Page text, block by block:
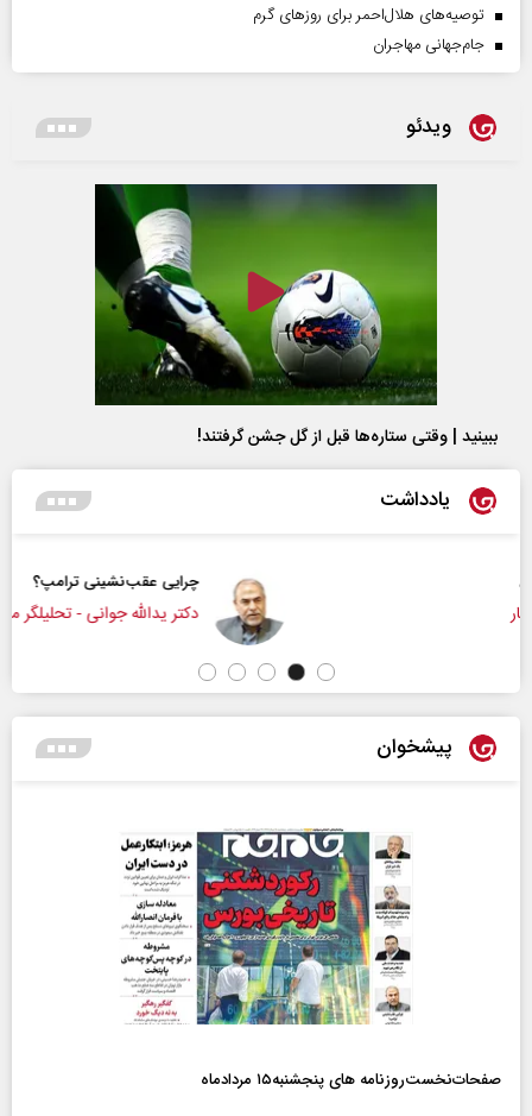
توصیه‌های هلال‌احمر برای روز‌های گرم
جام‌جهانی مهاجران
ویدئو
ببینید | وقتی ستاره‌ها قبل از گل جشن گرفتند!
یادداشت
چرایی عقب‌نشینی ترامپ؟
دکتر یدالله جوانی - تحلیلگر مسائل سیاسی
پیشخوان
صفحات‌نخست‌روزنامه ها‌ی پنجشنبه‌۱۵ مردادماه